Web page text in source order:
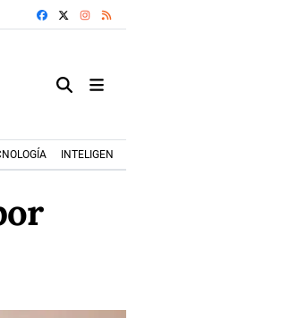
FACEBOOKINSTAGRAM
INTELIGENCIA ARTIFICIAL